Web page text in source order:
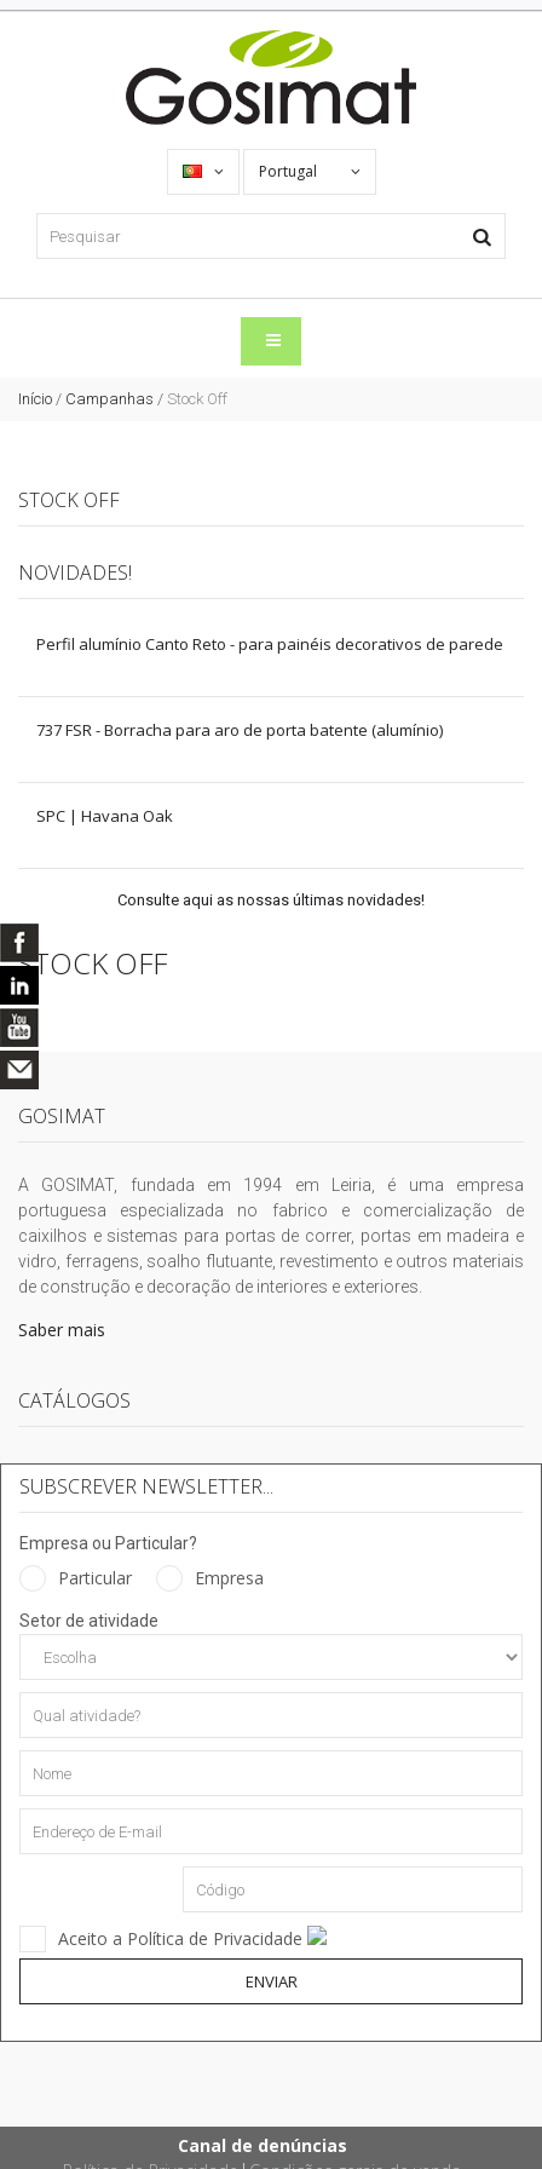
Portugal
Início / Campanhas / Stock Off
STOCK OFF
NOVIDADES!
Perfil alumínio Canto Reto - para painéis decorativos de parede
737 FSR - Borracha para aro de porta batente (alumínio)
SPC | Havana Oak
Consulte aqui as nossas últimas novidades!
STOCK OFF
GOSIMAT
A GOSIMAT, fundada em 1994 em Leiria, é uma empresa
portuguesa especializada no fabrico e comercialização de
caixilhos e sistemas para portas de correr, portas em madeira e
vidro, ferragens, soalho flutuante, revestimento e outros materiais
de construção e decoração de interiores e exteriores.
Saber mais
CATÁLOGOS
SUBSCREVER NEWSLETTER...
Empresa ou Particular?
Particular Empresa
Setor de atividade
Aceito a Política de Privacidade
ENVIAR
Canal de denúncias